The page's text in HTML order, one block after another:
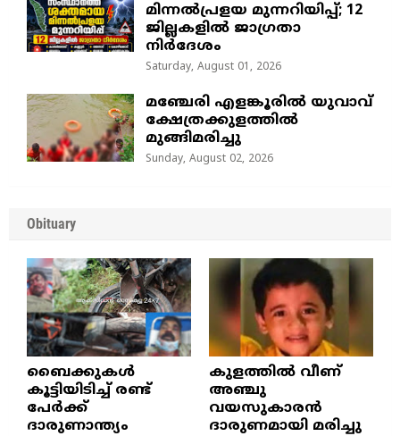
മിന്നൽപ്രളയ മുന്നറിയിപ്പ്; 12
ജില്ലകളിൽ ജാഗ്രതാ
നിർദേശം
Saturday, August 01, 2026
മഞ്ചേരി എളങ്കൂരിൽ യുവാവ്
ക്ഷേത്രക്കുളത്തിൽ
മുങ്ങിമരിച്ചു
Sunday, August 02, 2026
Obituary
ബൈക്കുകൾ
കൂട്ടിയിടിച്ച് രണ്ട്
പേർക്ക്
ദാരുണാന്ത്യം
കുളത്തില്‍ വീണ്
അഞ്ചു
വയസുകാരന്‍
ദാരുണമായി മരിച്ചു